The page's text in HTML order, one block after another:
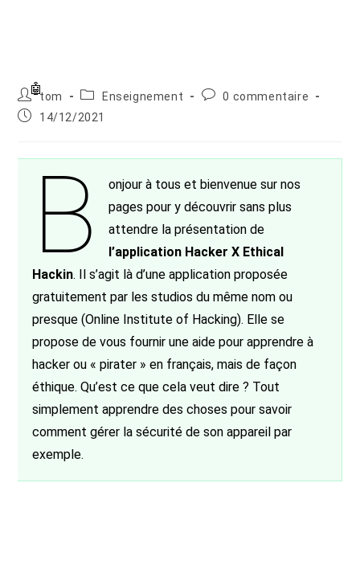
Auteur/autrice
de
la
tom
PostEnseignement
Commentaires
0 commentaire
Publication
14/12/2021
B
onjour à tous et bienvenue sur nos
pages pour y découvrir sans plus
attendre la présentation de
l’application Hacker X Ethical
Hackin. Il s’agit là d’une application proposée
gratuitement par les studios du même nom ou
presque (Online Institute of Hacking). Elle se
propose de vous fournir une aide pour apprendre à
hacker ou « pirater » en français, mais de façon
éthique. Qu’est ce que cela veut dire ? Tout
simplement apprendre des choses pour savoir
comment gérer la sécurité de son appareil par
exemple.